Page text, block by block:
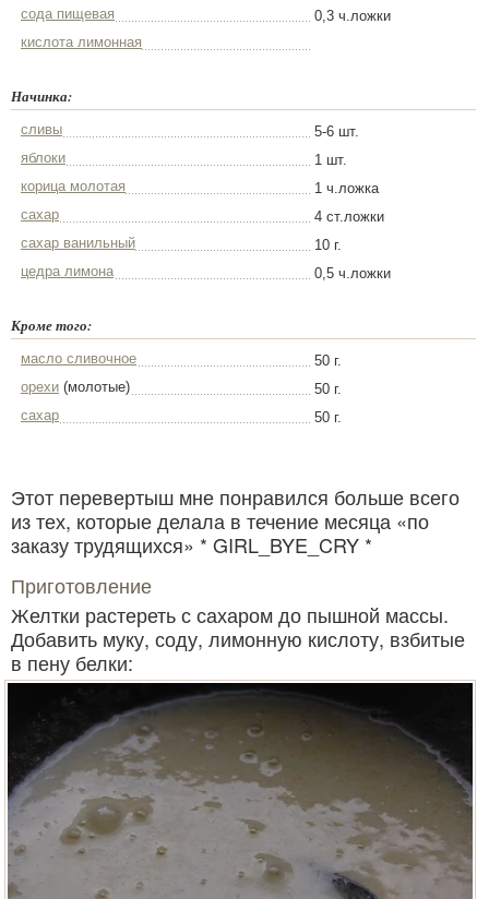
сода пищевая
0,3 ч.ложки
кислота лимонная
Начинка:
сливы
5-6 шт.
яблоки
1 шт.
корица молотая
1 ч.ложка
сахар
4 ст.ложки
сахар ванильный
10 г.
цедра лимона
0,5 ч.ложки
Кроме того:
масло сливочное
50 г.
орехи (молотые)
50 г.
сахар
50 г.
Этот перевертыш мне понравился больше всего
из тех, которые делала в течение месяца «по
заказу трудящихся» * GIRL_BYE_CRY *
Приготовление
Желтки растереть с сахаром до пышной массы.
Добавить муку, соду, лимонную кислоту, взбитые
в пену белки: